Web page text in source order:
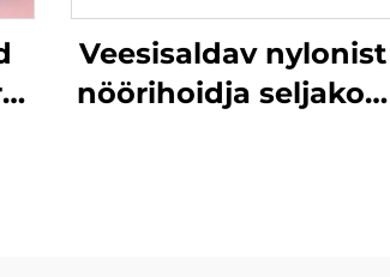
Veesisaldav nylonist
nöörihoidja seljakott